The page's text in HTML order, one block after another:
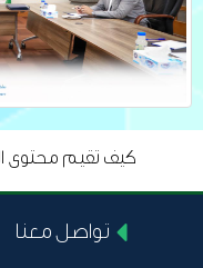
كيف تقيم محتوى
تواصل معنا